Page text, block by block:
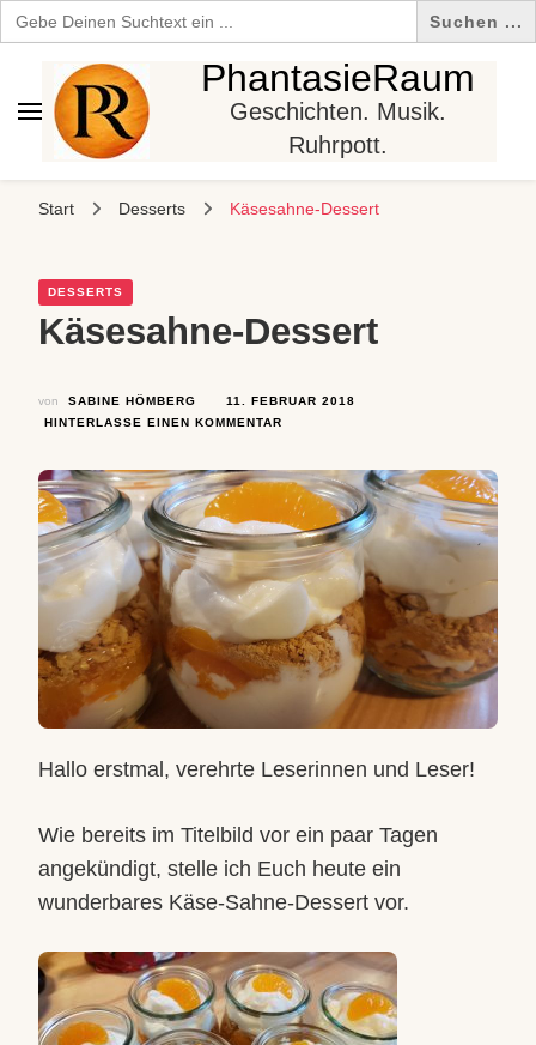
Search
for:
PhantasieRaum
Geschichten. Musik.
Ruhrpott.
Start Desserts Käsesahne-Dessert
DESSERTS
Käsesahne-Dessert
von SABINE HÖMBERG
11. FEBRUAR 2018
HINTERLASSE EINEN KOMMENTAR
Hallo erstmal, verehrte Leserinnen und Leser!
Wie bereits im Titelbild vor ein paar Tagen
angekündigt, stelle ich Euch heute ein
wunderbares Käse-Sahne-Dessert vor.